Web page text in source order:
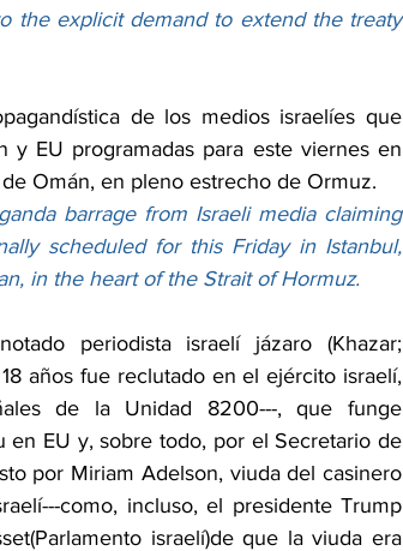
the explicit demand to extend the treaty
de los medios israelíes que
y EU programadas para este viernes en
Omán, en pleno estrecho de Ormuz.
barrage from Israeli media claiming
scheduled for this Friday in Istanbul,
in the heart of the Strait of Hormuz.
años fue reclutado en el ejército israelí,
de la Unidad 8200---, que funge
EU y, sobre todo, por el Secretario de
por Miriam Adelson, viuda del casinero
como, incluso, el presidente Trump
israelí)de que la viuda era